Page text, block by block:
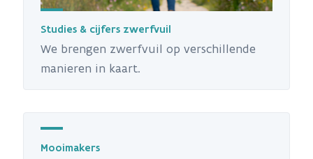
Studies & cijfers zwerfvuil
We brengen zwerfvuil op verschillende
manieren in kaart.
Mooimakers